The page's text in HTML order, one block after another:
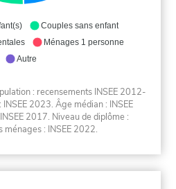
Couples sans enfant
Ménages 1 personne
Autre
: recensements INSEE 2012-
2023. Âge médian : INSEE
2017. Niveau de diplôme :
ménages : INSEE 2022.